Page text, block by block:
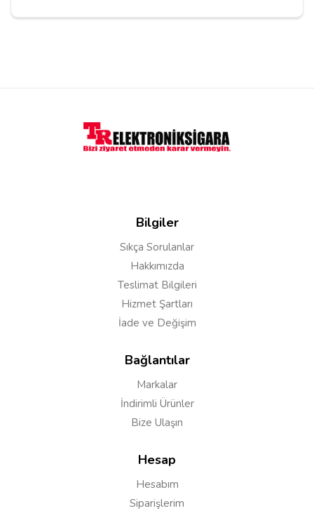
Sarım yapmak için nasıl tel lazım
malzemeleri&filter=&manufacturers=&in_stock=true
Merhaba evet uyumlu
Merhaba bu ürünle normal likit kullanılıyorrmu yoksa
sadece salt likit mi kullanılıyor
Bilgiler
Sıkça Sorulanlar
Hakkımızda
Teslimat Bilgileri
Hizmet Şartları
İade ve Değişim
Bağlantılar
Markalar
İndirimli Ürünler
Bize Ulaşın
Hesap
Hesabım
Siparişlerim